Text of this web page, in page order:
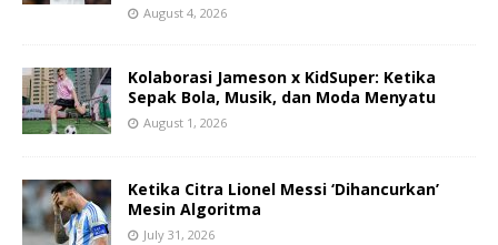
August 4, 2026
Kolaborasi Jameson x KidSuper: Ketika
Sepak Bola, Musik, dan Moda Menyatu
August 1, 2026
Ketika Citra Lionel Messi ‘Dihancurkan’
Mesin Algoritma
July 31, 2026